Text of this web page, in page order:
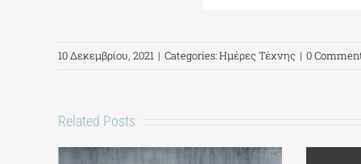
10 Δεκεμβρίου, 2021 | Categories:Ημέρες Τέχνης | 0
Related Posts